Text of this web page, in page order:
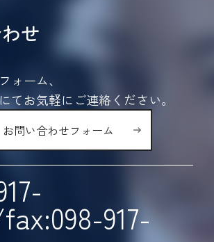
せ
ォーム、
てお気軽にご連絡ください。
お問い合わせフォーム
917-